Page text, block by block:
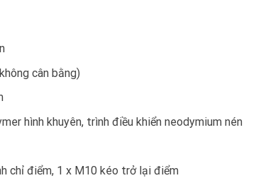
cân bằng)
hình khuyên, trình điều khiển neodymium nén
chỉ điểm, 1 x M10 kéo trở lại điểm